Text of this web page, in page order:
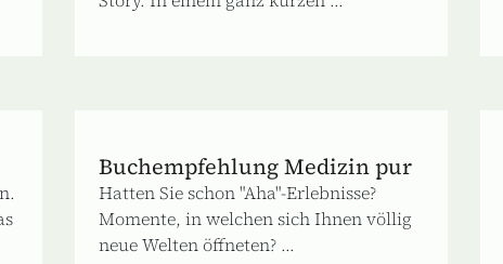
Buchempfehlung Medizin pur
Hatten Sie schon "Aha"‐Erlebnisse?
Momente, in welchen sich Ihnen völlig
neue Welten öffneten? ...